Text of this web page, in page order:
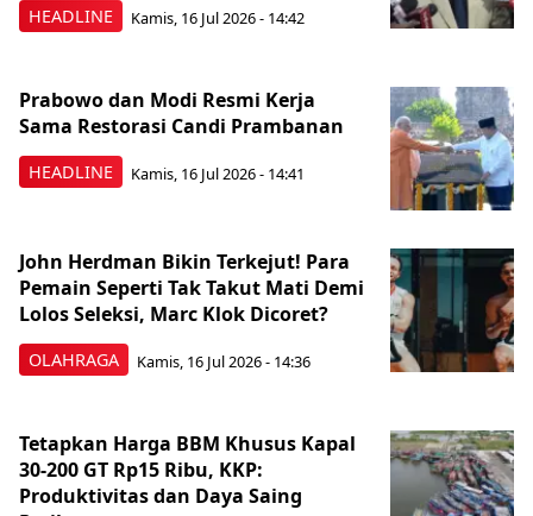
HEADLINE Kamis, 16 Jul 2026 - 14:42
HEADLINE
Prabowo dan Modi Resmi Kerja
Sama Restorasi Candi Prambanan
Kamis, 16 Jul 2026 - 14:41
OLAHRAGA
John Herdman Bikin Terkejut! Para
Pemain Seperti Tak Takut Mati Demi
Lolos Seleksi, Marc Klok Dicoret?
Kamis, 16 Jul 2026 - 14:36
Tetapkan Harga BBM Khusus Kapal
30-200 GT Rp15 Ribu, KKP:
Produktivitas dan Daya Saing